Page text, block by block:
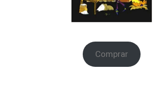
Comprar